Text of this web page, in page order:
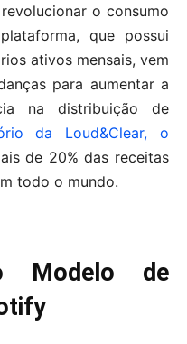
o consumo
que possui
ativos mensais, vem
para aumentar a
na distribuição de
da Loud&Clear, o
de 20% das receitas
todo o mundo.
Modelo de